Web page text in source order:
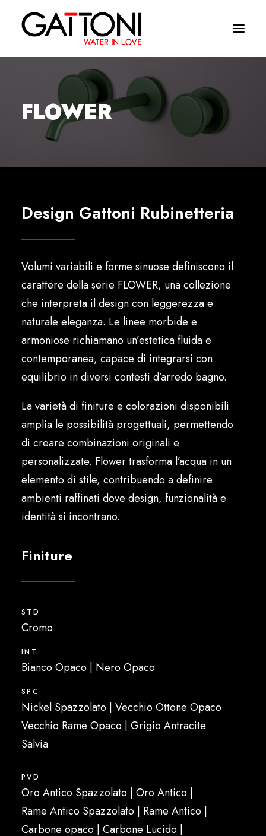
Azienda
Ambienti
Prodotti
Finiture
Dove acquistare
Italiano
FLOWER
Design Gattoni Rubinetteria
Volumi variabili e forme sinuose definiscono il
carattere della serie FLOWER, una collezione
che interpreta il design con leggerezza e
naturale eleganza. Le linee morbide e
armoniose richiamano un’estetica fluida e
contemporanea, capace di integrarsi con
equilibrio in diversi contesti d’arredo bagno.
La varietà di finiture e colorazioni disponibili
amplia le possibilità progettuali, permettendo
di creare combinazioni originali e
personalizzate. Flower trasforma l’acqua in un
elemento di stile, contribuendo a definire
ambienti raffinati dove design, funzionalità e
identità si incontrano.
Finiture
STD
Cromo
INT
Bianco Opaco | Nero Opaco
SPC
Nickel Spazzolato | Vecchio Ottone Opaco
Vecchio Rame Opaco | Grigio Antracite
Salvia
PVD
Oro Antico Spazzolato | Oro Antico |
Rame Antico Spazzolato | Rame Antico |
Carbone opaco | Carbone Lucido |